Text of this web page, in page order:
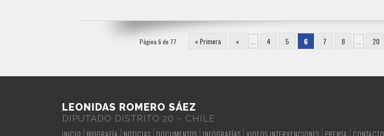
Página 6 de 77 « Primera « 4 5 6 7 8 20
LEONIDAS ROMERO SÁEZ
DIPUTADO DISTRITO 20 – CHILE
INICIO
BIOGRAFÍA NOTICIAS DOCUMENTOS INFOGRAFÍAS VIDEOS INTERVENCIONES PRENSA CONTACTO